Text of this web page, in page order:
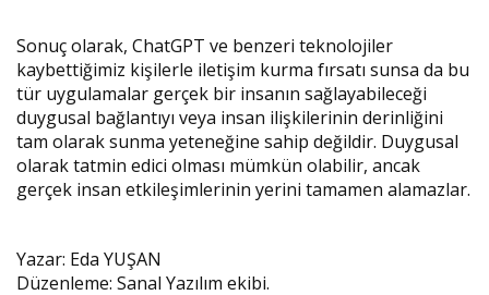
Sonuç olarak, ChatGPT ve benzeri teknolojiler
kaybettiğimiz kişilerle iletişim kurma fırsatı sunsa da bu
tür uygulamalar gerçek bir insanın sağlayabileceği
duygusal bağlantıyı veya insan ilişkilerinin derinliğini
tam olarak sunma yeteneğine sahip değildir. Duygusal
olarak tatmin edici olması mümkün olabilir, ancak
gerçek insan etkileşimlerinin yerini tamamen alamazlar.
Yazar: Eda YUŞAN
Düzenleme: Sanal Yazılım ekibi.